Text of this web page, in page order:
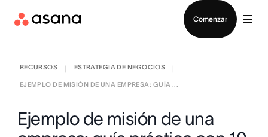
Comenzar
RECURSOS ESTRATEGIA DE NEGOCIOS
EJEMPLO DE MISIÓN DE UNA EMPRESA: GUÍA ...
Ejemplo de misión de una